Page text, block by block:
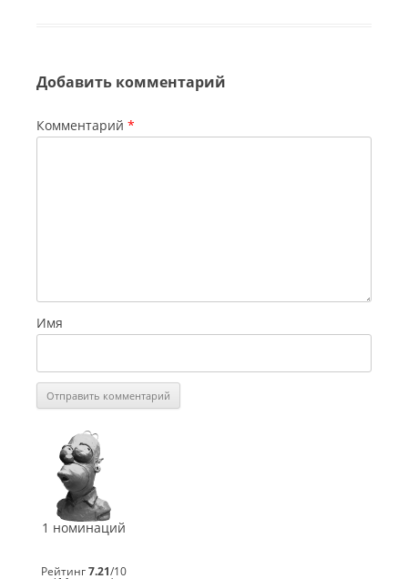
Добавить комментарий
Комментарий *
Имя
СинеГомэр
2021
Лучший
монтаж
эпизода
сериала
Reaper)
01
1 номинаций
Рейтинг7.21/10